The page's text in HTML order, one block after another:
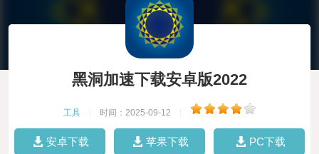
黑洞加速下载安卓版2022
工具 时间：2025-09-12
安卓下载 苹果下载 PC下载